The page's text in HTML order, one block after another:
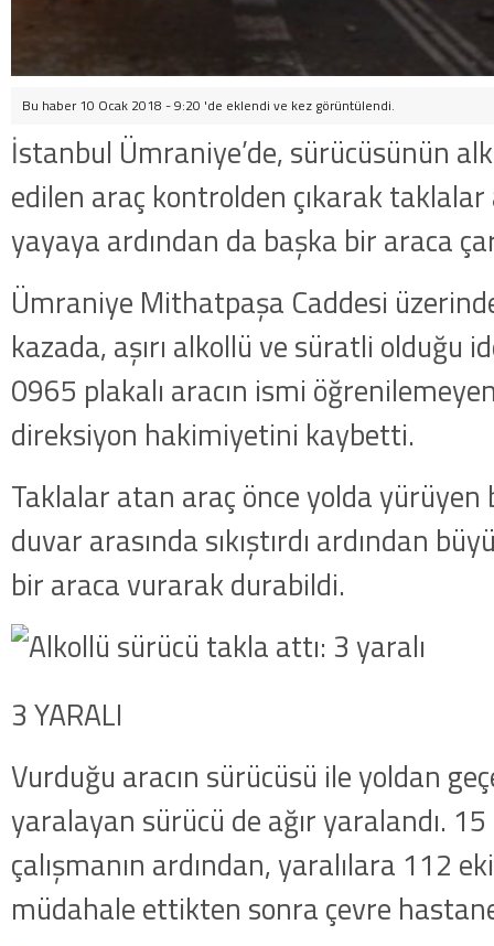
Bu haber 10 Ocak 2018 - 9:20 'de eklendi ve kez görüntülendi.
İstanbul Ümraniye’de, sürücüsünün
edilen araç kontrolden çıkarak taklalar
yayaya ardından da başka bir araca
Ümraniye Mithatpaşa Caddesi
kazada, aşırı alkollü ve süratli olduğu
0965 plakalı aracın ismi
direksiyon hakimiyetini kaybetti.
Taklalar atan araç önce yolda
duvar arasında sıkıştırdı ardından
bir araca vurarak durabildi.
3 YARALI
Vurduğu aracın sürücüsü ile yoldan
yaralayan sürücü de ağır yaralandı. 15
çalışmanın ardından, yaralılara 112
müdahale ettikten sonra çevre